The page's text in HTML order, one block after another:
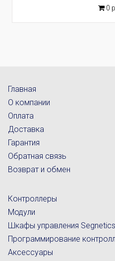
0
Главная
О компании
Оплата
Доставка
Гарантия
Обратная связь
Возврат и обмен
Контроллеры
Модули
Шкафы управления Segnetics
Программирование
Аксессуары